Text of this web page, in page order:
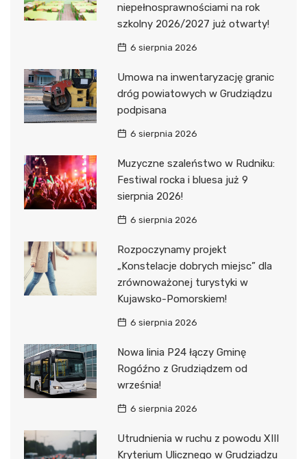
niepełnosprawnościami na rok
szkolny 2026/2027 już otwarty!
6 sierpnia 2026
Umowa na inwentaryzację granic
dróg powiatowych w Grudziądzu
podpisana
6 sierpnia 2026
Muzyczne szaleństwo w Rudniku:
Festiwal rocka i bluesa już 9
sierpnia 2026!
6 sierpnia 2026
Rozpoczynamy projekt
„Konstelacje dobrych miejsc” dla
zrównoważonej turystyki w
Kujawsko-Pomorskiem!
6 sierpnia 2026
Nowa linia P24 łączy Gminę
Rogóźno z Grudziądzem od
września!
6 sierpnia 2026
Utrudnienia w ruchu z powodu XIII
Kryterium Ulicznego w Grudziądzu